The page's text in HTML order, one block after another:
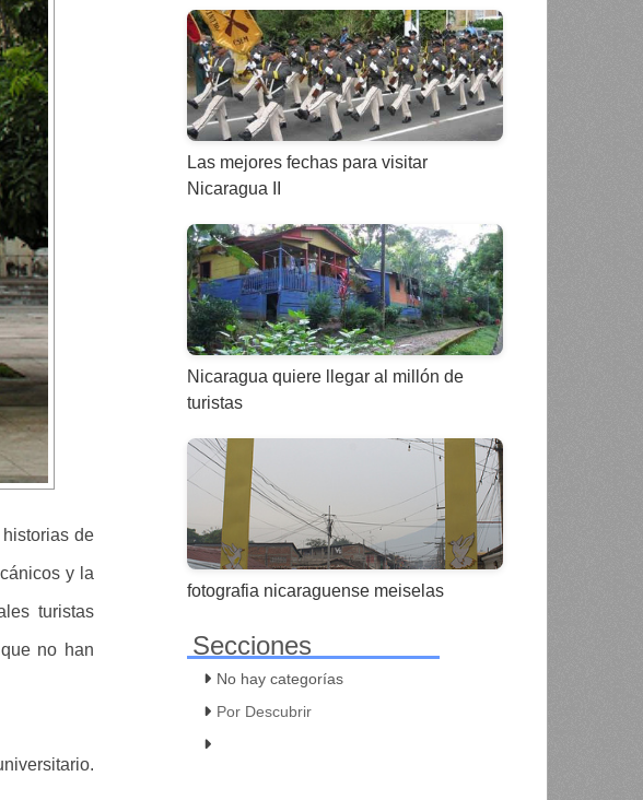
de
y la
turistas
no han
Las mejores fechas para visitar
Nicaragua II
Nicaragua quiere llegar al millón de
turistas
fotografia nicaraguense meiselas
Secciones
No hay categorías
Por Descubrir